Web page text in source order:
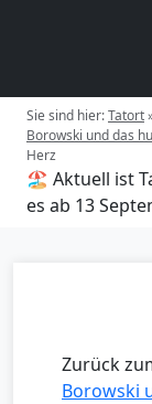
Sie sind hier:Tatort
Borowski und das
Herz
🏖️ Aktuell ist
es ab 13
Zurück
Borowski